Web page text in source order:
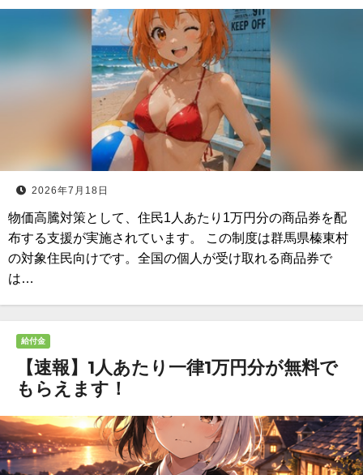
2026年7月18日
物価高騰対策として、住民1人あたり1万円分の商品券を配
布する支援が実施されています。 この制度は群馬県榛東村
の対象住民向けです。全国の個人が受け取れる商品券で
は…
給付金
【速報】1人あたり一律1万円分が無料で
もらえます！